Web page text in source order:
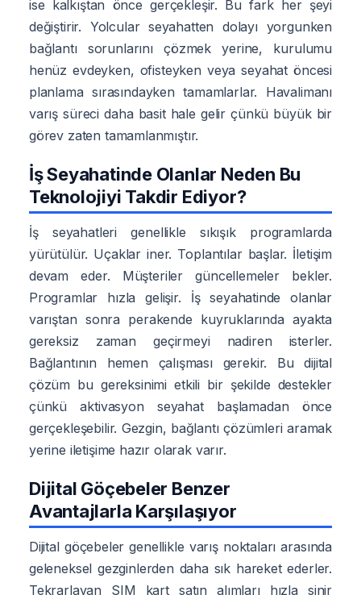
ise kalkıştan önce gerçekleşir. Bu fark her şeyi
değiştirir. Yolcular seyahatten dolayı yorgunken
bağlantı sorunlarını çözmek yerine, kurulumu
henüz evdeyken, ofisteyken veya seyahat öncesi
planlama sırasındayken tamamlarlar. Havalimanı
varış süreci daha basit hale gelir çünkü büyük bir
görev zaten tamamlanmıştır.
İş Seyahatinde Olanlar Neden Bu
Teknolojiyi Takdir Ediyor?
İş seyahatleri genellikle sıkışık programlarda
yürütülür. Uçaklar iner. Toplantılar başlar. İletişim
devam eder. Müşteriler güncellemeler bekler.
Programlar hızla gelişir. İş seyahatinde olanlar
varıştan sonra perakende kuyruklarında ayakta
gereksiz zaman geçirmeyi nadiren isterler.
Bağlantının hemen çalışması gerekir. Bu dijital
çözüm bu gereksinimi etkili bir şekilde destekler
çünkü aktivasyon seyahat başlamadan önce
gerçekleşebilir. Gezgin, bağlantı çözümleri aramak
yerine iletişime hazır olarak varır.
Dijital Göçebeler Benzer
Avantajlarla Karşılaşıyor
Dijital göçebeler genellikle varış noktaları arasında
geleneksel gezginlerden daha sık hareket ederler.
Tekrarlayan SIM kart satın alımları hızla sinir